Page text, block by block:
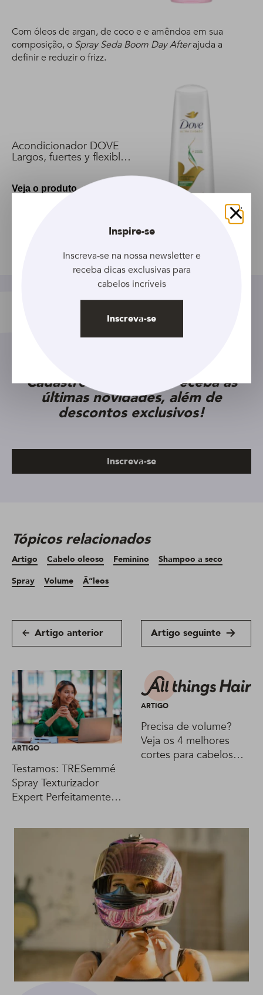
Com óleos de argan, de coco e e amêndoa em sua
composição, o Spray Seda Boom Day Afterajuda a
definir e reduzir o frizz.
Acondicionador DOVE
Largos, fuertes y flexibles
Veja o produto
Cadastre seu e-mail e receba as
últimas novidades, além de
descontos exclusivos!
Inscreva-se
Tópicos relacionados
Artigo Cabelo oleoso Feminino
Shampoo a seco
Spray
Volume Ã“leos
Artigo anterior Artigo seguinte
ARTIGO
Testamos: TRESemmé
Spray Texturizador
Expert Perfeitamente
ARTIGO
Precisa de volume?
Veja os 4 melhores
cortes para cabelos
Fechar
Inspire-se
Inscreva-se na nossa newsletter e
receba dicas exclusivas para
cabelos incríveis
Inscreva-se